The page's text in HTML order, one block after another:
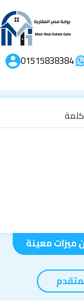
01515838384
ميزات معينة